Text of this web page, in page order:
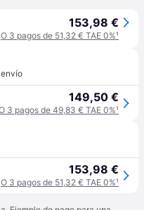
153,98 €
O 3 pagos de 51,32 € TAE 0%¹
149,50 €
3 pagos de 49,83 € TAE 0%¹
153,98 €
O 3 pagos de 51,32 € TAE 0%¹